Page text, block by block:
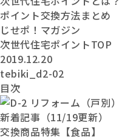
ポイント交換方法まとめ
じせポ！ マガジン
次世代住宅ポイントTOP
2019.12.20
tebiki_d2-02
目次
新着記事（11/19更新）
交換商品特集【食品】